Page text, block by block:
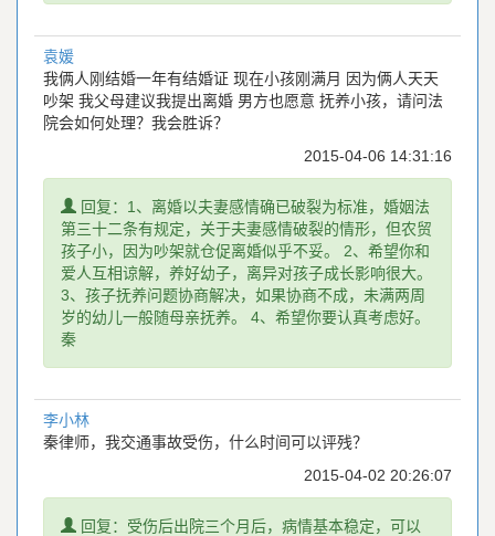
袁媛
我俩人刚结婚一年有结婚证 现在小孩刚满月 因为俩人天天
吵架 我父母建议我提出离婚 男方也愿意 抚养小孩，请问法
院会如何处理？我会胜诉？
2015-04-06 14:31:16
提
示
回复：1、离婚以夫妻感情确已破裂为标准，婚姻法
第三十二条有规定，关于夫妻感情破裂的情形，但农贸
孩子小，因为吵架就仓促离婚似乎不妥。 2、希望你和
爱人互相谅解，养好幼子，离异对孩子成长影响很大。
3、孩子抚养问题协商解决，如果协商不成，未满两周
岁的幼儿一般随母亲抚养。 4、希望你要认真考虑好。
秦
李小林
秦律师，我交通事故受伤，什么时间可以评残？
2015-04-02 20:26:07
提
回复：受伤后出院三个月后，病情基本稳定，可以